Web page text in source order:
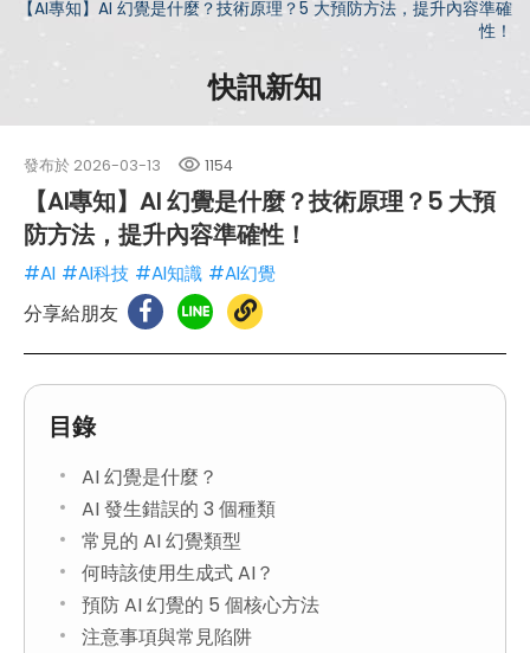
【AI專知】AI 幻覺是什麼？技術原理？5 大預防方法，提升內容準確
性！
快訊新知
發布於 2026-03-13 1154
【AI專知】AI 幻覺是什麼？技術原理？5 大預
防方法，提升內容準確性！
#AI #AI科技 #AI知識 #AI幻覺
分享給朋友
目錄
AI 幻覺是什麼？
AI 發生錯誤的 3 個種類
常見的 AI 幻覺類型
何時該使用生成式 AI？
預防 AI 幻覺的 5 個核心方法
注意事項與常見陷阱